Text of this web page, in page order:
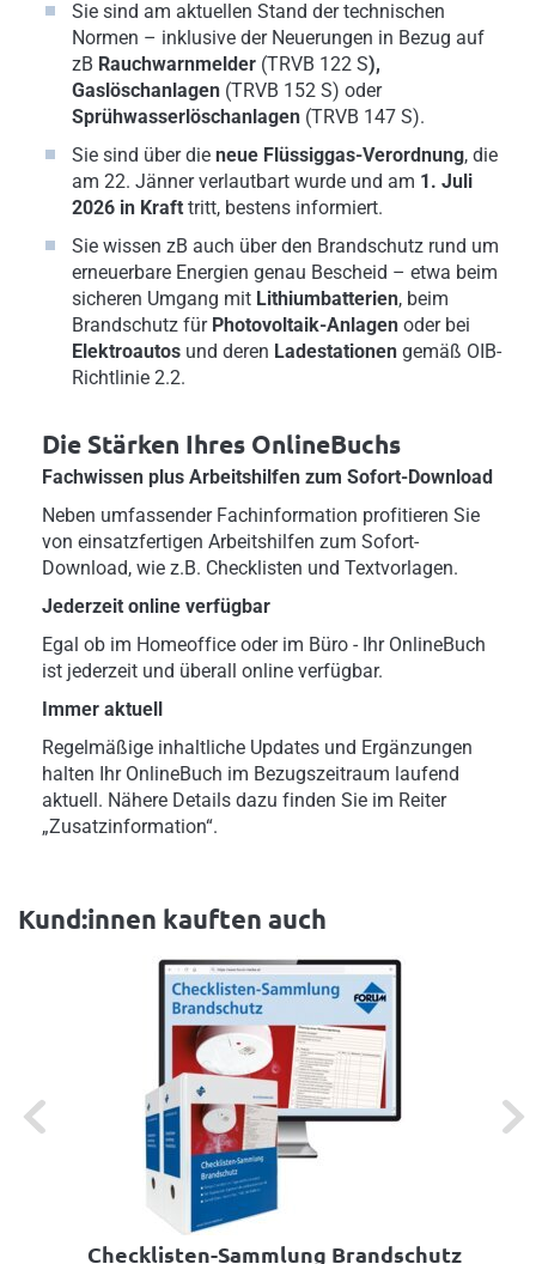
Sie sind am aktuellen Stand der technischen
Normen – inklusive der Neuerungen in Bezug auf
zB Rauchwarnmelder (TRVB 122 S),
Gaslöschanlagen (TRVB 152 S) oder
Sprühwasserlöschanlagen (TRVB 147 S).
Sie sind über die neue Flüssiggas-Verordnung, die
am 22. Jänner verlautbart wurde und am 1. Juli
2026 in Kraft tritt, bestens informiert.
Sie wissen zB auch über den Brandschutz rund um
erneuerbare Energien genau Bescheid – etwa beim
sicheren Umgang mit Lithiumbatterien, beim
Brandschutz für Photovoltaik-Anlagen oder bei
Elektroautos und deren Ladestationen gemäß OIB-
Richtlinie 2.2.
Die Stärken Ihres OnlineBuchs
Fachwissen plus Arbeitshilfen zum Sofort-Download
Neben umfassender Fachinformation profitieren Sie
von einsatzfertigen Arbeitshilfen zum Sofort-
Download, wie z.B. Checklisten und Textvorlagen.
Jederzeit online verfügbar
Egal ob im Homeoffice oder im Büro - Ihr OnlineBuch
ist jederzeit und überall online verfügbar.
Immer aktuell
Regelmäßige inhaltliche Updates und Ergänzungen
halten Ihr OnlineBuch im Bezugszeitraum laufend
aktuell. Nähere Details dazu finden Sie im Reiter
„Zusatzinformation“.
Kund:innen kauften auch
Previous Next
Checklisten-Sammlung Brandschutz